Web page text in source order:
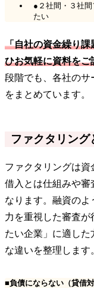
●２社間・３社
たい
「自社の資金繰り課
ひお気軽に資料をご
段階でも、各社のサ
をまとめています。
ファクタリン
ファクタリングは
借入とは仕組みや審
なります。融資のよ
力を重視した審査が
たい企業」に適し
な違いを整理します
■負債にならない（貸借